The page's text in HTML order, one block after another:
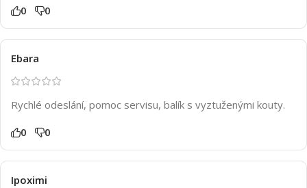
0 0
Ebara
Rychlé odeslání, pomoc servisu, balík s vyztuženými kouty.
0 0
Ipoximi